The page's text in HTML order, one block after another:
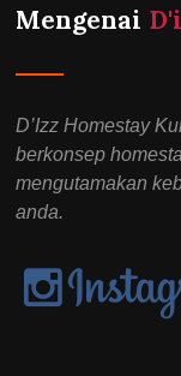
Mengenai
D’Izz Homestay
berkonsep
mengutamakan
anda.